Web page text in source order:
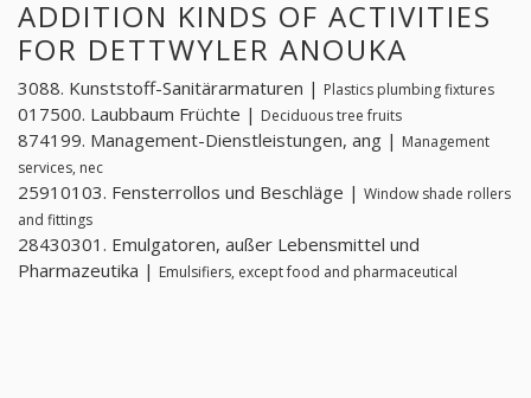
ADDITION KINDS OF ACTIVITIES
FOR DETTWYLER ANOUKA
3088. Kunststoff-Sanitärarmaturen | Plastics plumbing fixtures
017500. Laubbaum Früchte | Deciduous tree fruits
874199. Management-Dienstleistungen, ang | Management
services, nec
25910103. Fensterrollos und Beschläge | Window shade rollers
and fittings
28430301. Emulgatoren, außer Lebensmittel und
Pharmazeutika | Emulsifiers, except food and pharmaceutical